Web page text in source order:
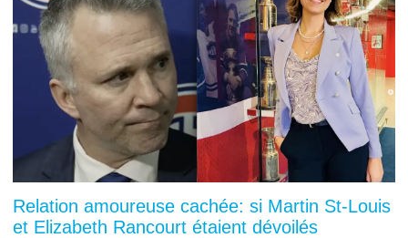
Relation amoureuse cachée: si Martin St-Louis
et Elizabeth Rancourt étaient dévoilés